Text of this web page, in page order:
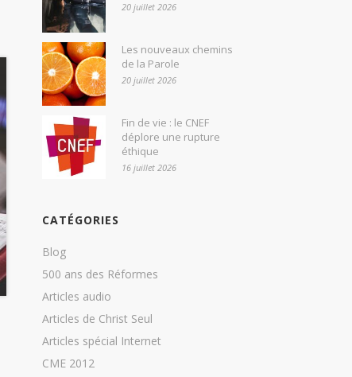
20 juillet 2026
Les nouveaux chemins
de la Parole
20 juillet 2026
Fin de vie : le CNEF
déplore une rupture
éthique
16 juillet 2026
CATÉGORIES
Blog
500 ans des Réformes
Articles audio
Articles de Christ Seul
Articles spécial Internet
CME 2012